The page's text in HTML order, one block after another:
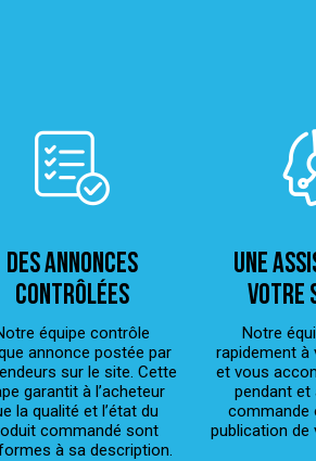
Des annonces
contrôlées
équipe contrôle
annonce postée par
sur le site. Cette
garantit à l’acheteur
la qualité et l’état du
commandé sont
à sa description.
Une
votre
Notre
rapidement à
et vous
pendant et
commande
publication de